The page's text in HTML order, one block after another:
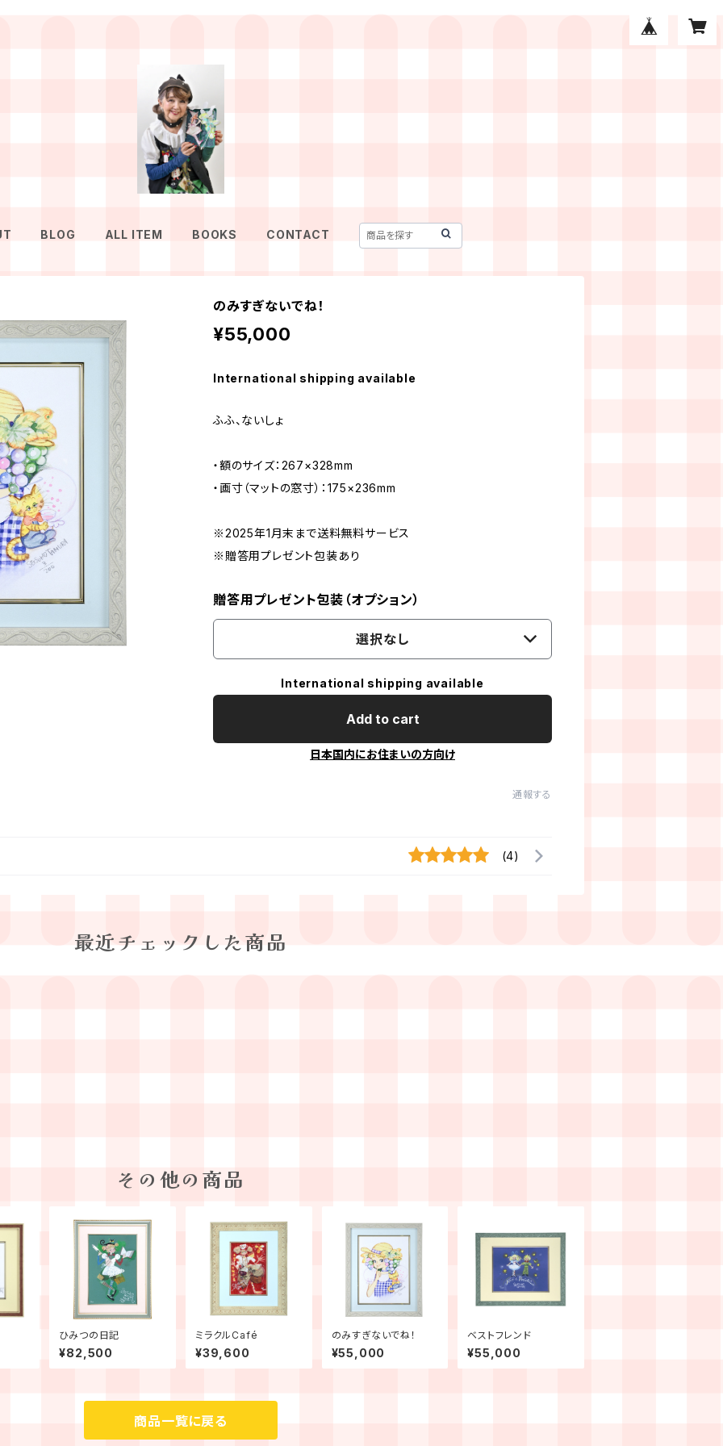
BLOG ALL ITEM BOOKS CONTACT
のみすぎないでね！
¥55,000
International shipping available
ふふ、ないしょ
・額のサイズ：267×328mm
・画寸（マットの窓寸）：175×236mm
※2025年1月末まで送料無料サービス
※贈答用プレゼント包装あり
贈答用プレゼント包装（オプション）
選択なし
International shipping available
Add to cart
日本国内にお住まいの方向け
通報する
(4)
最近チェックした商品
その他の商品
ひみつの日記
¥82,500
ミラクルCafé
¥39,600
のみすぎないでね！
¥55,000
ベストフレンド
¥55,000
商品一覧に戻る